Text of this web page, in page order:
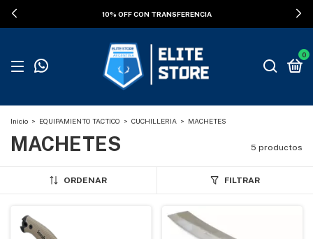
10% OFF CON TRANSFERENCIA
0
Inicio > EQUIPAMIENTO TACTICO > CUCHILLERIA > MACHETES
MACHETES 5 productos
ORDENAR FILTRAR